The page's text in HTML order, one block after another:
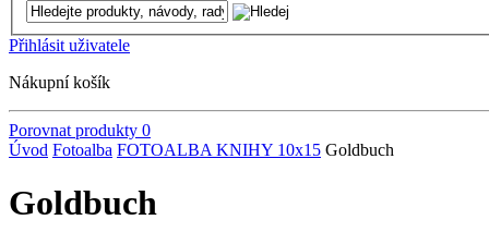
Přihlásit uživatele
Nákupní košík
Porovnat produkty 0
Úvod Fotoalba FOTOALBA KNIHY 10x15 Goldbuch
Goldbuch